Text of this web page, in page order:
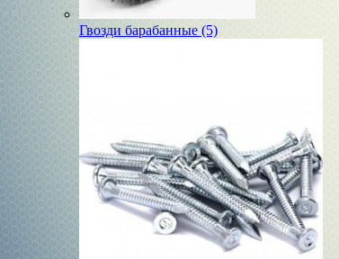
Гвозди барабанные (5)